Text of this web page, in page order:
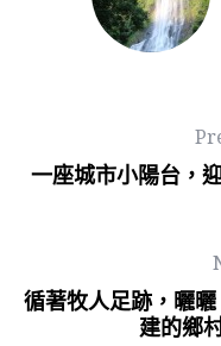
一座城市小陽台，
循著牧人足跡，曬
建的鄉